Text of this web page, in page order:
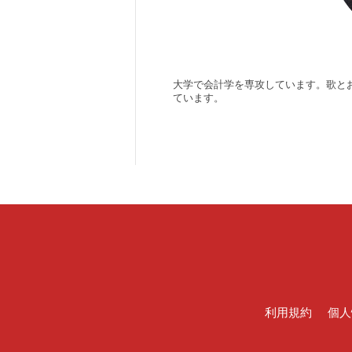
大学で会計学を専攻しています。歌
ています。
利用規約 個